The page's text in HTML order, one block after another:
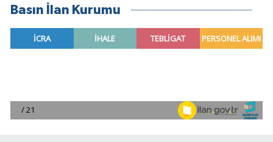
Basın İlan Kurumu